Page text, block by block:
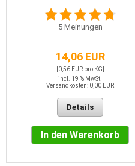
5Meinungen
14,06 EUR
[0,56 EUR pro KG]
incl. 19 % MwSt.
Versandkosten: 0,00 EUR
Details
In den Warenkorb